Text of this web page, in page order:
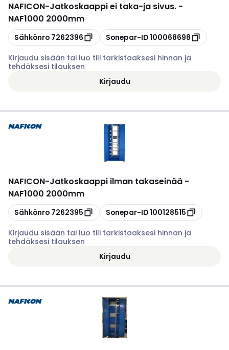
NAFICON-Jatkoskaappi ei taka-ja sivus. -
NAF1000 2000mm
Kopioi
Sähkönro 7262396 Kopioi
Sonepar-ID100068698
Kirjaudu sisään tai luo tili tarkistaaksesi hinnan ja
tehdäksesi tilauksen
Kirjaudu
NAFICON-Jatkoskaappi ilman takaseinää -
NAF1000 2000mm
Kopioi
Sähkönro 7262395 Kopioi
Sonepar-ID100128515
Kirjaudu sisään tai luo tili tarkistaaksesi hinnan ja
tehdäksesi tilauksen
Kirjaudu